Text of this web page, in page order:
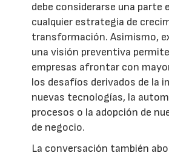
debe considerarse una parte
cualquier estrategia de
transformación. Asimismo,
una visión preventiva
empresas afrontar con
los desafíos derivados de la
nuevas tecnologías, la
procesos o la adopción de
de negocio.
La conversación también